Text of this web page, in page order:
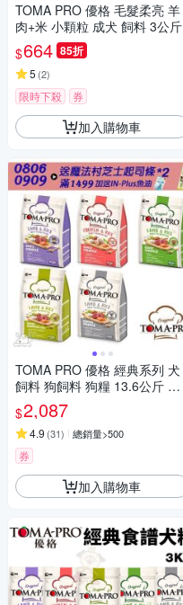
TOMA PRO 優格 毛髮柔亮 羊
肉+米 小顆粒 成犬 飼料 3公斤
$664 85折
5 (2)
限時下殺 券
加入購物車
TOMA PRO 優格 經典系列 犬
飼料 狗飼料 狗糧 13.6公斤 成
犬 幼犬 高齡犬 老犬 全齡犬
$2,087
4.9 (31) 總銷量>500
券
加入購物車